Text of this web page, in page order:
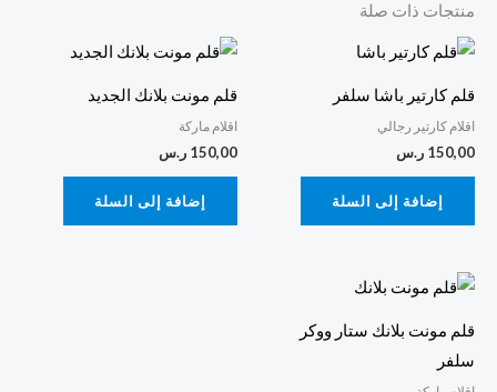
منتجات ذات صلة
قلم كارتير باشا سلفر
اقلام كارتير رجالي
150,00 ر.س
إضافة إلى السلة
قلم مونت بلانك الجديد
اقلام ماركة
150,00 ر.س
إضافة إلى السلة
قلم مونت بلانك ستار ووكر
سلفر